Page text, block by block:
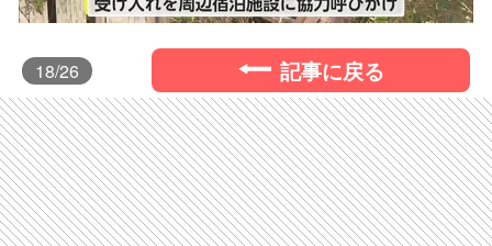
18/26 記事に戻る